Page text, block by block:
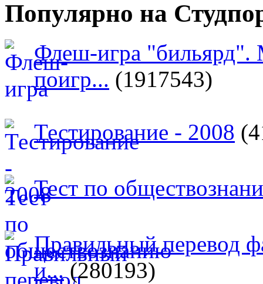
Популярно на
Флеш-игра "бильярд".
поигр... (1917543)
Тестирование - 2008
Тест по
Правильный перевод
и...(280193)